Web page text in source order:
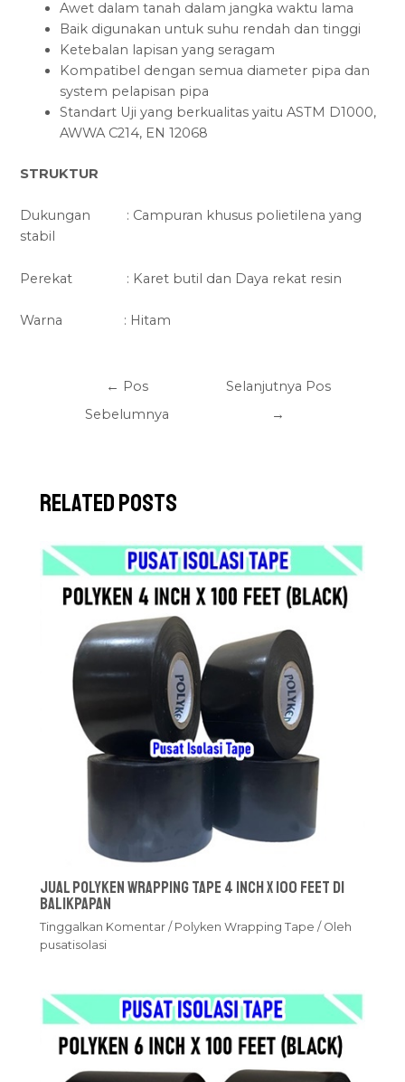
Awet dalam tanah dalam jangka waktu lama
Baik digunakan untuk suhu rendah dan tinggi
Ketebalan lapisan yang seragam
Kompatibel dengan semua diameter pipa dan
system pelapisan pipa
Standart Uji yang berkualitas yaitu ASTM D1000,
AWWA C214, EN 12068
STRUKTUR
Dukungan : Campuran khusus polietilena yang
stabil
Perekat : Karet butil dan Daya rekat resin
Warna : Hitam
← Pos
Sebelumnya
Selanjutnya Pos
→
Related Posts
Jual Polyken Wrapping Tape 4 Inch x 100 Feet Di
Balikpapan
Tinggalkan Komentar / Polyken Wrapping Tape / Oleh
pusatisolasi